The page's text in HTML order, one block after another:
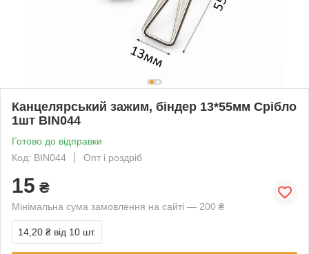
Канцелярський зажим, біндер 13*55мм Срібло
1шт BIN044
Готово до відправки
Код: BIN044
Опт і роздріб
15 ₴
Мінімальна сума замовлення на сайті — 200 ₴
14,20 ₴ від 10 шт.